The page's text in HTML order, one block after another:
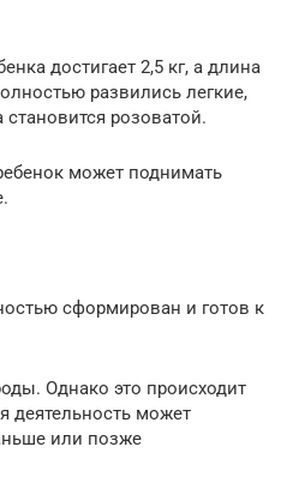
достигает 2,5 кг, а длина
развились легкие,
розоватой.
может поднимать
сформирован и готов к
Однако это происходит
деятельность может
или позже